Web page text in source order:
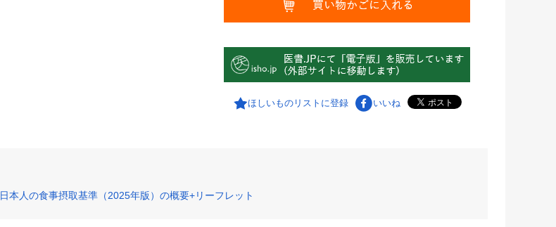
ほしいものリストに登録 いいね
日本人の食事摂取基準（2025年版）の概要+リーフレット